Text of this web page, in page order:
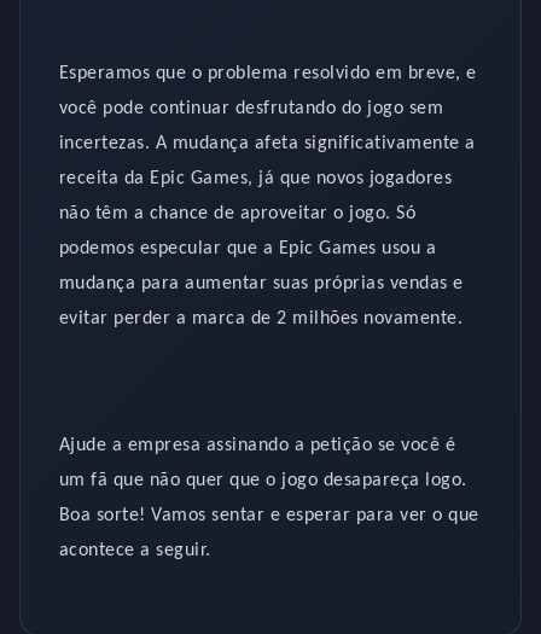
Esperamos que o problema resolvido em breve, e
você pode continuar desfrutando do jogo sem
incertezas. A mudança afeta significativamente a
receita da Epic Games, já que novos jogadores
não têm a chance de aproveitar o jogo. Só
podemos especular que a Epic Games usou a
mudança para aumentar suas próprias vendas e
evitar perder a marca de 2 milhões novamente.
Ajude a empresa assinando a petição se você é
um fã que não quer que o jogo desapareça logo.
Boa sorte! Vamos sentar e esperar para ver o que
acontece a seguir.